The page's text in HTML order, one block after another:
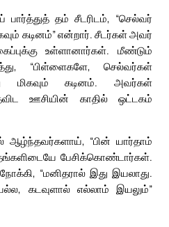
பார்த்துத் தம் சீடரிடம், “செல்வர்
கடினம்” என்றார். சீடர்கள் அவர்
உள்ளானார்கள். மீண்டும்
“பிள்ளைகளே, செல்வர்கள்
மிகவும் கடினம். அவர்கள்
ஊசியின் காதில் ஒட்டகம்
ஆழ்ந்தவர்களாய், “பின் யார்தாம்
தங்களிடையே பேசிக்கொண்டார்கள்.
“மனிதரால் இது இயலாது.
கடவுளால் எல்லாம் இயலும்”